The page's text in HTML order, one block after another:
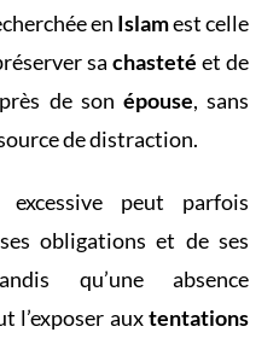
en Islamest celle
sachastetéet de
de son épouse, sans
de distraction.
excessive peut parfois
obligations et de ses
qu’une absence
l’exposer auxtentations